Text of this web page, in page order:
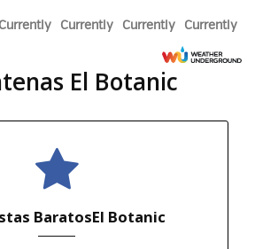
Currently Currently Currently Currently
El Botanic
BaratosEl Botanic